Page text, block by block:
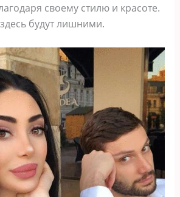
своему стилю и красоте.
будут лишними.